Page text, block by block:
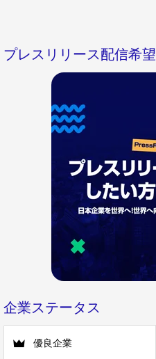
プレスリリース配信希望
企業ステータス
優良企業